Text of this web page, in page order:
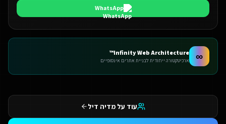
WhatsApp
∞
Infinity Web Architecture™
ארכיטקטורה ייחודית לבניית אתרים אינסופיים
עוד על מדיה דיל